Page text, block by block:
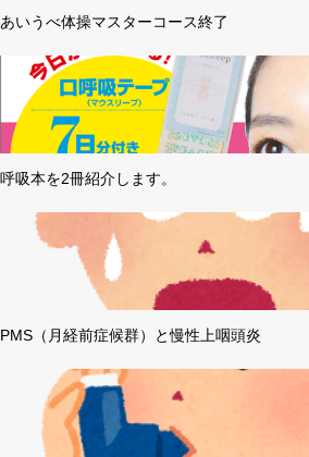
あいうべ体操マスターコース終了
呼吸本を2冊紹介します。
PMS（月経前症候群）と慢性上咽頭炎